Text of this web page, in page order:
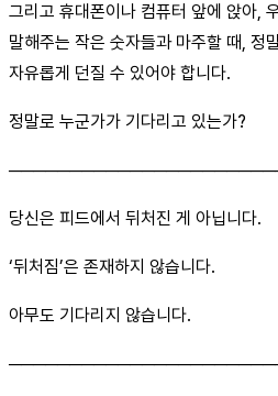
그리고 휴대폰이나 컴퓨터 앞에 앉아,
말해주는 작은 숫자들과 마주할 때, 정
자유롭게 던질 수 있어야 합니다.
정말로 누군가가 기다리고 있는가?
당신은 피드에서 뒤처진 게 아닙니다.
‘뒤처짐’은 존재하지 않습니다.
아무도 기다리지 않습니다.